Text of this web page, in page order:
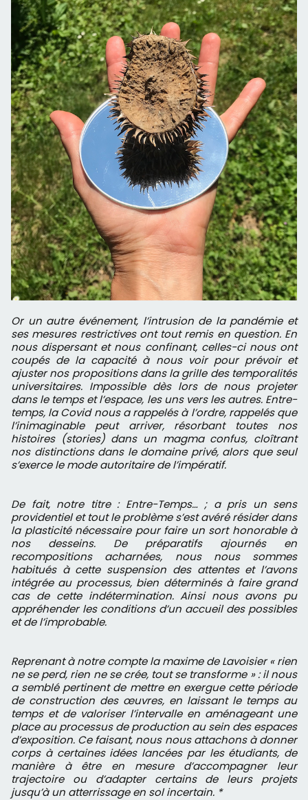
Or un autre événement, l’intrusion de la pandémie et
ses mesures restrictives ont tout remis en question. En
nous dispersant et nous confinant, celles-ci nous ont
coupés de la capacité à nous voir pour prévoir et
ajuster nos propositions dans la grille des temporalités
universitaires. Impossible dès lors de nous projeter
dans le temps et l’espace, les uns vers les autres. Entre-
temps, la Covid nous a rappelés à l’ordre, rappelés que
l’inimaginable peut arriver, résorbant toutes nos
histoires (stories) dans un magma confus, cloîtrant
nos distinctions dans le domaine privé, alors que seul
s’exerce le mode autoritaire de l’impératif.
De fait, notre titre : Entre-Temps… ; a pris un sens
providentiel et tout le problème s’est avéré résider dans
la plasticité nécessaire pour faire un sort honorable à
nos desseins. De préparatifs ajournés en
recompositions acharnées, nous nous sommes
habitués à cette suspension des attentes et l’avons
intégrée au processus, bien déterminés à faire grand
cas de cette indétermination. Ainsi nous avons pu
appréhender les conditions d’un accueil des possibles
et de l’improbable.
Reprenant à notre compte la maxime de Lavoisier « rien
ne se perd, rien ne se crée, tout se transforme » : il nous
a semblé pertinent de mettre en exergue cette période
de construction des œuvres, en laissant le temps au
temps et de valoriser l’intervalle en aménageant une
place au processus de production au sein des espaces
d’exposition. Ce faisant, nous nous attachons à donner
corps à certaines idées lancées par les étudiants, de
manière à être en mesure d’accompagner leur
trajectoire ou d’adapter certains de leurs projets
jusqu’à un atterrissage en sol incertain. *